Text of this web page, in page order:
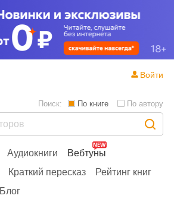
Аудиокниги
Вебтуны
Краткий пересказ
Рейтинг книг
Блог
Поиск: По книге По автору
Войти